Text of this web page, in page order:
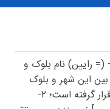
رائین اسم پسرانه است، معنی رائین: ۱- (= رایین) نام بلوک و
این شهر و بلوک
ساردوئیه و قصبه خبیص در شمال آن قرار گرفته است؛ ۲-